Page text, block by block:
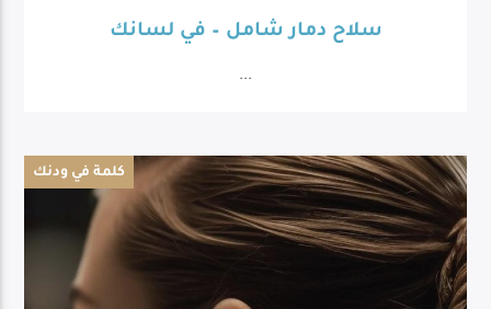
سلاح دمار شامل – في لسانك
...
كلمة في ودنك